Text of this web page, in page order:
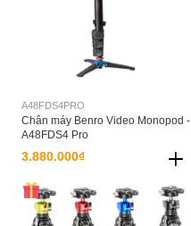
A48FDS4PRO
Chân máy Benro Video Monopod -
A48FDS4 Pro
3.880.000₫